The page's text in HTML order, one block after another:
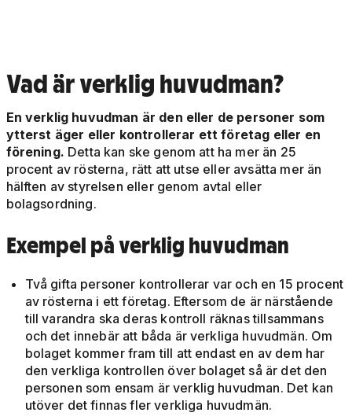
Vad är verklig huvudman?
En verklig huvudman är den eller de personer som
ytterst äger eller kontrollerar ett företag eller en
förening. Detta kan ske genom att ha mer än 25
procent av rösterna, rätt att utse eller avsätta mer än
hälften av styrelsen eller genom avtal eller
bolagsordning.
Exempel på verklig huvudman
Två gifta personer kontrollerar var och en 15 procent
av rösterna i ett företag. Eftersom de är närstående
till varandra ska deras kontroll räknas tillsammans
och det innebär att båda är verkliga huvudmän. Om
bolaget kommer fram till att endast en av dem har
den verkliga kontrollen över bolaget så är det den
personen som ensam är verklig huvudman. Det kan
utöver det finnas fler verkliga huvudmän.